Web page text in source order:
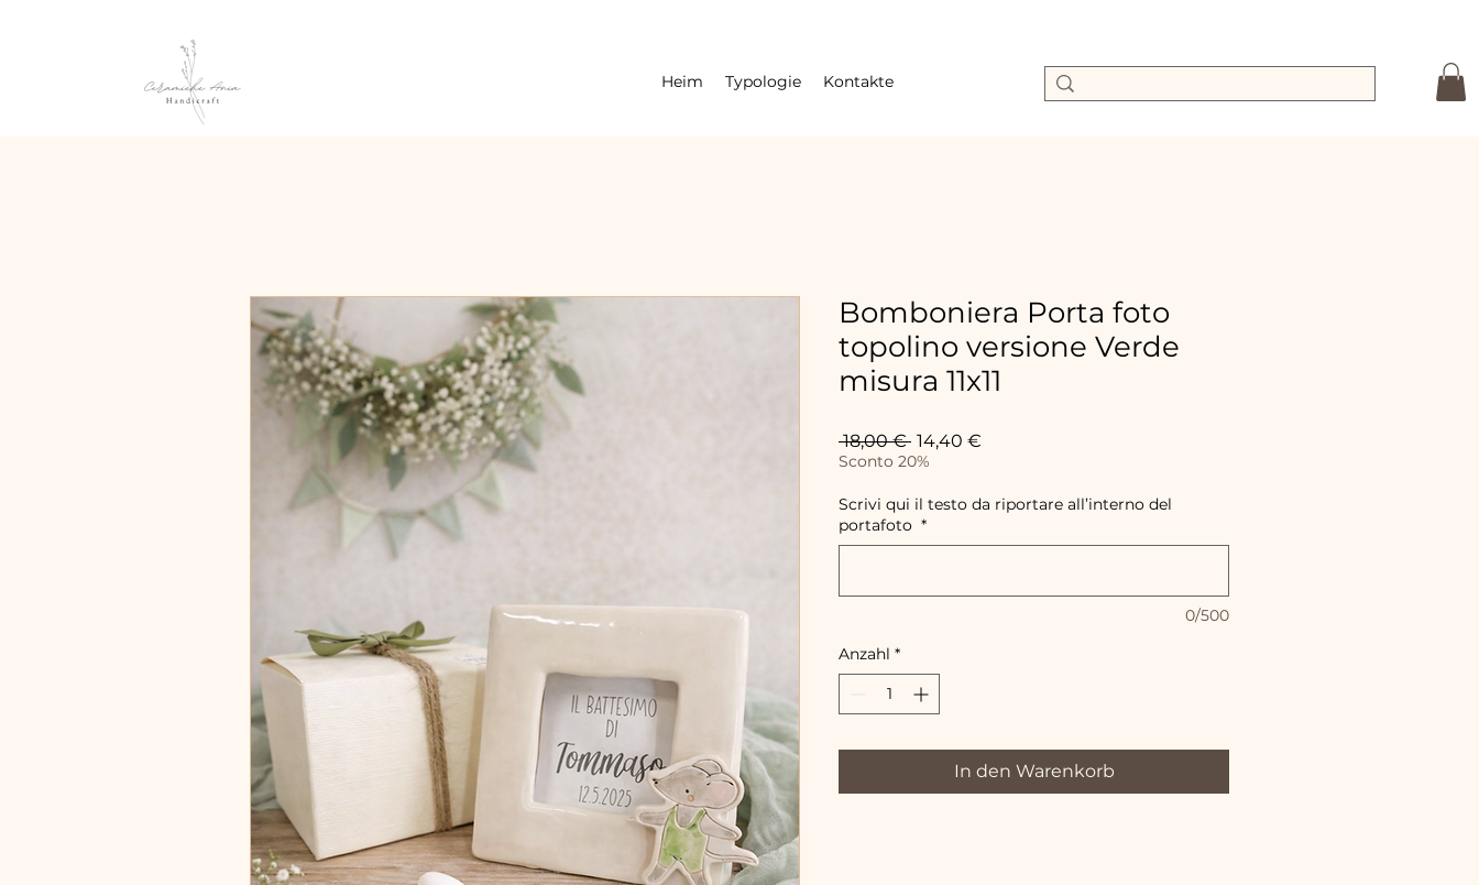
Heim Typologie Kontakte
Bomboniera Porta foto
topolino versione Verde
misura 11x11
18,00 € Standardpreis
14,40 €
Sconto 20%
Scrivi qui il testo da riportare all’interno del
portafoto *
0/500
Anzahl *
In den Warenkorb